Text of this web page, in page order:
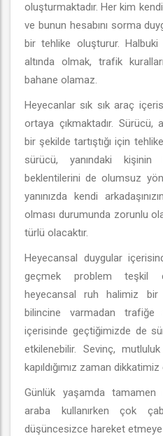
oluşturmaktadır. Her kim
ve bunun hesabını sorma
bir tehlike oluşturur. Halbuki
altında olmak, trafik
bahane olamaz.
Heyecanlar sık sık araç
ortaya çıkmaktadır. Sürücü,
bir şekilde tartıştığı için
sürücü, yanındaki
beklentilerini de olumsuz
yanınızda kendi
olması durumunda zorunlu
türlü olacaktır.
Heyecansal duygular
geçmek problem teşkil
heyecansal ruh halimiz bir
bilincine varmadan trafiğe
içerisinde geçtiğimizde de
etkilenebilir. Sevinç,
kapıldığımız zaman dikkatimiz
Günlük yaşamda
araba kullanırken çok
düşüncesizce hareket